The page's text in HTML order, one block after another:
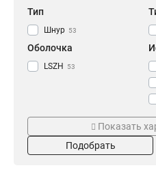
Тип
Шнур 53
Оболочка
LSZH 53
Диаметр
2мм 53
Показать
Подобрать